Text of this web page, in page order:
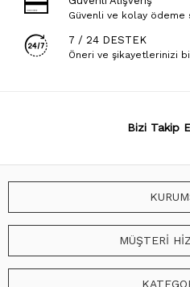
Güvenli ve kolay ödeme
7 / 24 DESTEK
Öneri ve şikayetlerinizi
Bizi Takip
MÜŞTERİ